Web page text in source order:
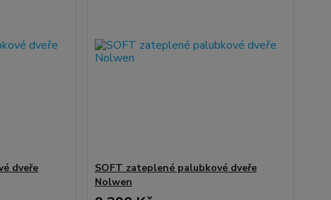
dveře
SOFT zateplené palubkové dveře
Nolwen